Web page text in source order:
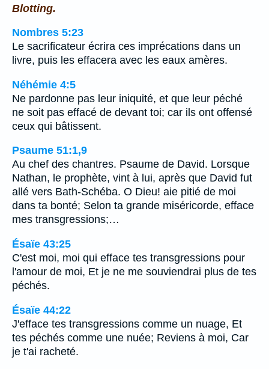
Blotting.
Nombres 5:23
Le sacrificateur écrira ces imprécations dans un
livre, puis les effacera avec les eaux amères.
Néhémie 4:5
Ne pardonne pas leur iniquité, et que leur péché
ne soit pas effacé de devant toi; car ils ont offensé
ceux qui bâtissent.
Psaume 51:1,9
Au chef des chantres. Psaume de David. Lorsque
Nathan, le prophète, vint à lui, après que David fut
allé vers Bath-Schéba. O Dieu! aie pitié de moi
dans ta bonté; Selon ta grande miséricorde, efface
mes transgressions;…
Ésaïe 43:25
C'est moi, moi qui efface tes transgressions pour
l'amour de moi, Et je ne me souviendrai plus de tes
péchés.
Ésaïe 44:22
J'efface tes transgressions comme un nuage, Et
tes péchés comme une nuée; Reviens à moi, Car
je t'ai racheté.